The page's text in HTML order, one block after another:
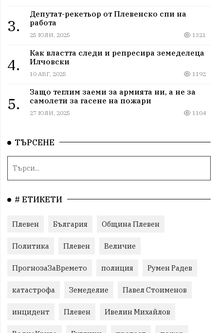
3.
Депутат-рекетьор от Плевенско спи на
работа
25 ЮЛИ, 2025 1321
4.
Как властта следи и репресира земеделеца
Илчовски
10 АВГ, 2025 1192
5.
Защо теглим заеми за армията ни, а не за
самолети за гасене на пожари
27 ЮЛИ, 2025 1104
ТЪРСЕНЕ
# ЕТИКЕТИ
Плевен България Община Плевен
Политика Плевен Величие
ПрогнозаЗаВремето полиция Румен Радев
катастрофа Земеделие Павел Стоименов
инцидент Плевен Ивелин Михайлов